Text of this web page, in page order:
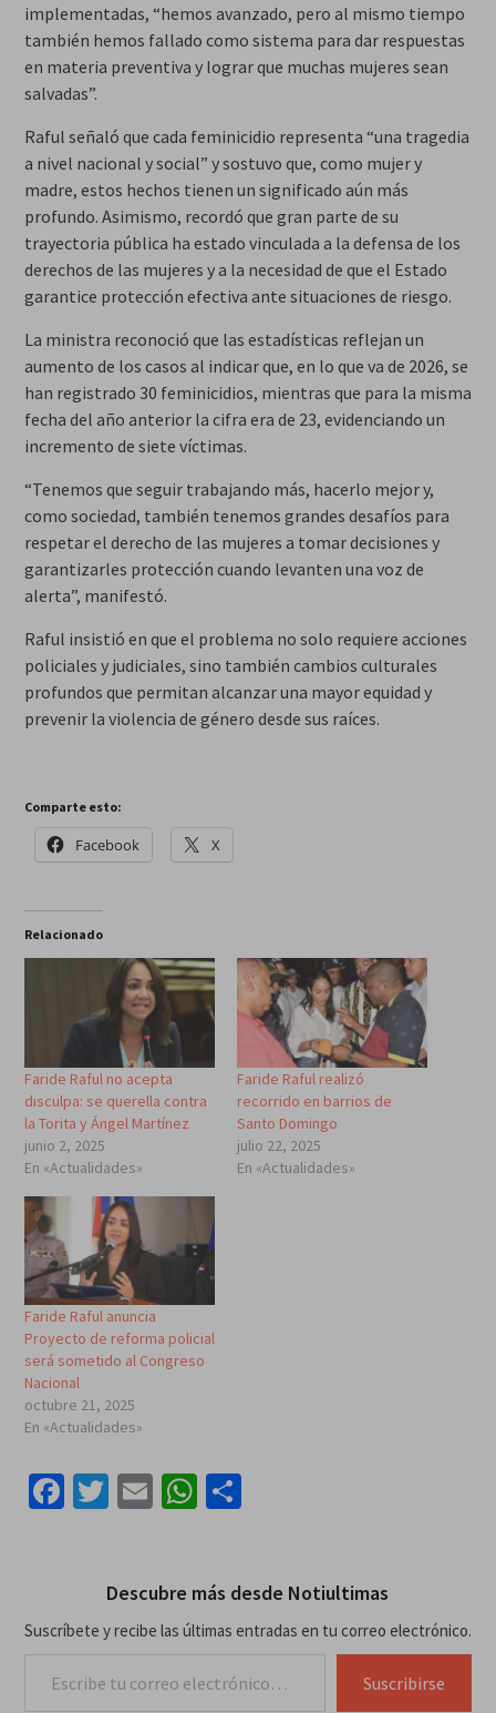
implementadas, “hemos avanzado, pero al mismo tiempo
también hemos fallado como sistema para dar respuestas
en materia preventiva y lograr que muchas mujeres sean
salvadas”.
Raful señaló que cada feminicidio representa “una tragedia
a nivel nacional y social” y sostuvo que, como mujer y
madre, estos hechos tienen un significado aún más
profundo. Asimismo, recordó que gran parte de su
trayectoria pública ha estado vinculada a la defensa de los
derechos de las mujeres y a la necesidad de que el Estado
garantice protección efectiva ante situaciones de riesgo.
La ministra reconoció que las estadísticas reflejan un
aumento de los casos al indicar que, en lo que va de 2026, se
han registrado 30 feminicidios, mientras que para la misma
fecha del año anterior la cifra era de 23, evidenciando un
incremento de siete víctimas.
“Tenemos que seguir trabajando más, hacerlo mejor y,
como sociedad, también tenemos grandes desafíos para
respetar el derecho de las mujeres a tomar decisiones y
garantizarles protección cuando levanten una voz de
alerta”, manifestó.
Raful insistió en que el problema no solo requiere acciones
policiales y judiciales, sino también cambios culturales
profundos que permitan alcanzar una mayor equidad y
prevenir la violencia de género desde sus raíces.
Comparte esto:
Facebook X
Relacionado
Faride Raful no acepta
disculpa: se querella contra
la Torita y Ángel Martínez
junio 2, 2025
En «Actualidades»
Faride Raful realizó
recorrido en barrios de
Santo Domingo
julio 22, 2025
En «Actualidades»
Faride Raful anuncia
Proyecto de reforma policial
será sometido al Congreso
Nacional
octubre 21, 2025
En «Actualidades»
Facebook
Twitter
EmailWhatsApp
Compartir
Descubre más desde Notiultimas
Suscríbete y recibe las últimas entradas en tu correo electrónico.
Suscribirse